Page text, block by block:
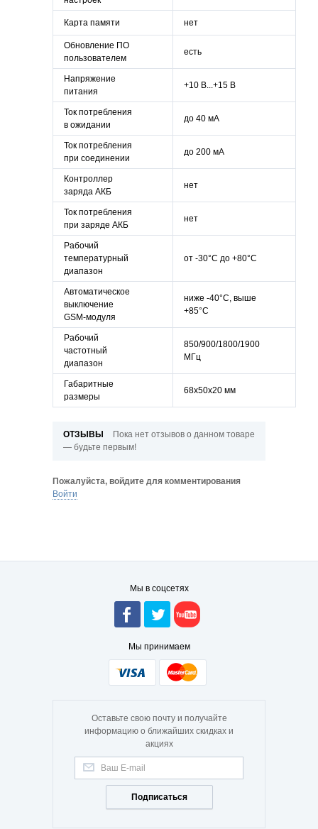
Карта памяти нет
Обновление ПО
пользователем
есть
Напряжение
питания
+10 В...+15 В
Ток потребления
в ожидании
до 40 мА
Ток потребления
при соединении
до 200 мА
Контроллер
заряда АКБ
нет
Ток потребления
при заряде АКБ
нет
Рабочий
температурный
диапазон
от -30°С до +80°С
Автоматическое
выключение
GSM-модуля
ниже -40°С, выше
+85°С
Рабочий
частотный
диапазон
850/900/1800/1900
МГц
Габаритные
размеры
68х50х20 мм
ОТЗЫВЫ
Пока нет отзывов о данном товаре
— будьте первым!
Пожалуйста, войдите для комментирования
Войти
Мы в соцсетях
Мы принимаем
Оставьте свою почту и получайте
информацию о ближайших скидках и
акциях
Подписаться